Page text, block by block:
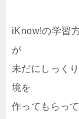
iKnow!の学習
が
未だにしっく
境を
作ってもらっ